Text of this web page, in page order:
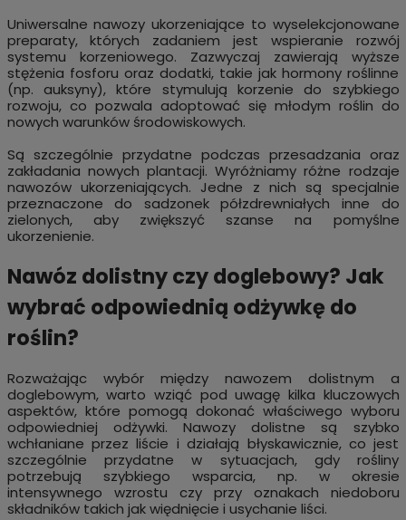
Uniwersalne nawozy ukorzeniające to wyselekcjonowane
preparaty, których zadaniem jest wspieranie rozwój
systemu korzeniowego. Zazwyczaj zawierają wyższe
stężenia fosforu oraz dodatki, takie jak hormony roślinne
(np. auksyny), które stymulują korzenie do szybkiego
rozwoju, co pozwala adoptować się młodym roślin do
nowych warunków środowiskowych.
Są szczególnie przydatne podczas przesadzania oraz
zakładania nowych plantacji. Wyróżniamy różne rodzaje
nawozów ukorzeniających. Jedne z nich są specjalnie
przeznaczone do sadzonek półzdrewniałych inne do
zielonych, aby zwiększyć szanse na pomyślne
ukorzenienie.
Nawóz dolistny czy doglebowy? Jak
wybrać odpowiednią odżywkę do
roślin?
Rozważając wybór między nawozem dolistnym a
doglebowym, warto wziąć pod uwagę kilka kluczowych
aspektów, które pomogą dokonać właściwego wyboru
odpowiedniej odżywki. Nawozy dolistne są szybko
wchłaniane przez liście i działają błyskawicznie, co jest
szczególnie przydatne w sytuacjach, gdy rośliny
potrzebują szybkiego wsparcia, np. w okresie
intensywnego wzrostu czy przy oznakach niedoboru
składników takich jak więdnięcie i usychanie liści.